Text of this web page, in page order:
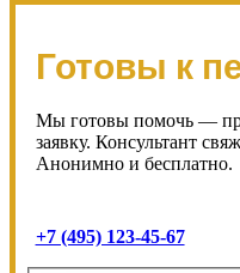
Готовы к
Мы готовы помочь —
заявку. Консультант
Анонимно и бесплатно.
+7 (495) 123-45-67